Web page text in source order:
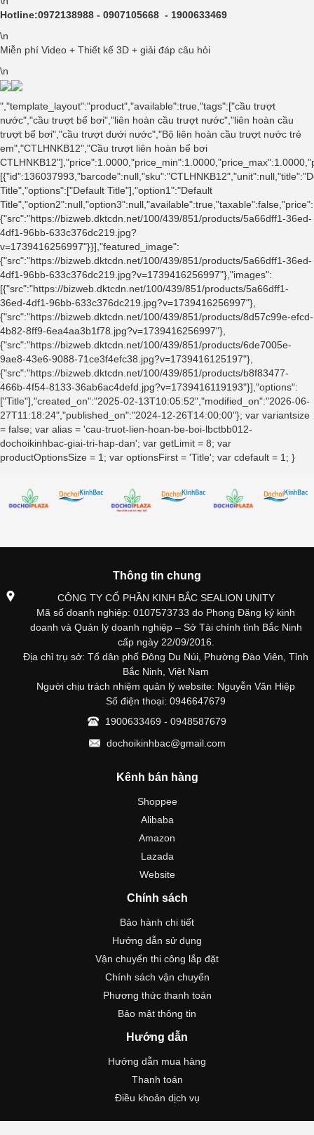
Hotline:0972138988 - 0907105668 - 1900633469
\n
Miễn phí Video + Thiết kế 3D + giải đáp câu hỏi
\n
","template_layout":"product","available":true,"tags":["cầu trượt
nước","cầu trượt bể bơi","liên hoàn cầu trượt nước","liên hoàn cầu
trượt bể bơi","cầu trượt dưới nước","Bộ liên hoàn cầu trượt nước trẻ
em","CTLHNKB12","Cầu trượt liên hoàn bể bơi
Title","options":["Default Title"],"option1":"Default
{"src":"https://bizweb.dktcdn.net/100/439/851/products/5a66dff1-36ed-
4df1-96bb-633c376dc219.jpg?
v=1739416256997"}}],"featured_image":
{"src":"https://bizweb.dktcdn.net/100/439/851/products/5a66dff1-36ed-
4df1-96bb-633c376dc219.jpg?v=1739416256997"},"images":
[{"src":"https://bizweb.dktcdn.net/100/439/851/products/5a66dff1-
36ed-4df1-96bb-633c376dc219.jpg?v=1739416256997"},
{"src":"https://bizweb.dktcdn.net/100/439/851/products/8d57c99e-efcd-
4b82-8ff9-6ea4aa3b1f78.jpg?v=1739416256997"},
{"src":"https://bizweb.dktcdn.net/100/439/851/products/6de7005e-
9ae8-43e6-9088-71ce3f4efc38.jpg?v=1739416125197"},
{"src":"https://bizweb.dktcdn.net/100/439/851/products/b8f83477-
466b-4f54-8133-36ab6ac4defd.jpg?v=1739416119193"}],"options":
["Title"],"created_on":"2025-02-13T10:05:52","modified_on":"2026-06-
27T11:18:24","published_on":"2024-12-26T14:00:00"}; var variantsize
= false; var alias = 'cau-truot-lien-hoan-be-boi-lbctbb012-
dochoikinhbac-giai-tri-hap-dan'; var getLimit = 8; var
productOptionsSize = 1; var optionsFirst = 'Title'; var cdefault = 1; }
Thông tin chung
CÔNG TY CỔ PHẦN KINH BẮC SEALION UNITY
Mã số doanh nghiệp: 0107573733 do Phong Đăng ký kinh
doanh và Quản lý doanh nghiệp – Sở Tài chính tỉnh Bắc Ninh
cấp ngày 22/09/2016.
Địa chỉ trụ sở: Tổ dân phố Đông Du Núi, Phường Đào Viên, Tỉnh
Bắc Ninh, Việt Nam
Người chịu trách nhiệm quản lý website: Nguyễn Văn Hiệp
Số điện thoại: 0946647679
1900633469 - 0948587679
dochoikinhbac@gmail.com
Kênh bán hàng
Shoppee
Alibaba
Amazon
Lazada
Website
Chính sách
Bảo hành chi tiết
Hướng dẫn sử dụng
Vận chuyển thi công lắp đặt
Chính sách vận chuyển
Phương thức thanh toán
Bảo mật thông tin
Hướng dẫn
Hướng dẫn mua hàng
Thanh toán
Điều khoản dịch vụ